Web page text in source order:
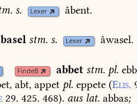
s. Lexer âbent.
stm. s. Lexer âwasel.
FindeB abbet stm. pl.
abt, appet pl. eppete (Elis.
29. 425. 468). aus lat. abbas;